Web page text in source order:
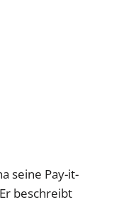
seine Pay-it-
beschreibt